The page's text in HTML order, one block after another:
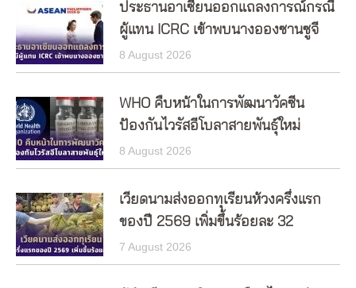
ประธานอาเซียนออกแถลงการณ์กรณี
ผู้แทน ICRC เข้าพบนางอองซานซูจี
8 August 2026
WHO คืบหน้าในการพัฒนาวัคซีน
ป้องกันไวรัสอีโบลาสายพันธุ์ใหม่
8 August 2026
เวียดนามส่งออกทุเรียนห้วงครึ่งแรก
ของปี 2569 เพิ่มขึ้นร้อยละ 32
7 August 2026